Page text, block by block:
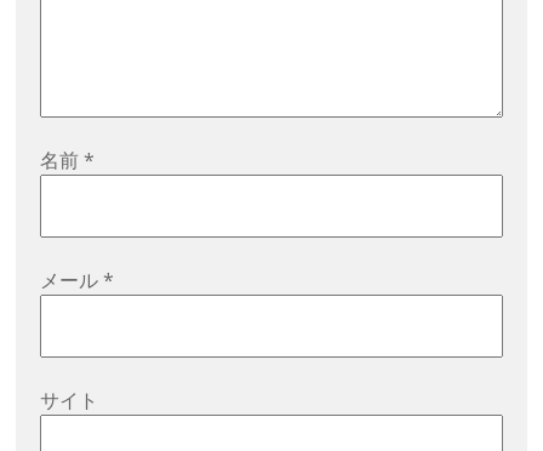
名前*
メール*
サイト